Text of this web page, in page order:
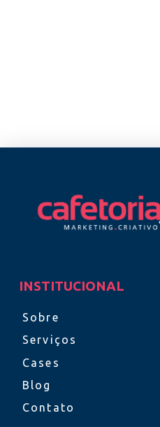
INSTITUCIONAL
Sobre
Serviços
Cases
Blog
Contato